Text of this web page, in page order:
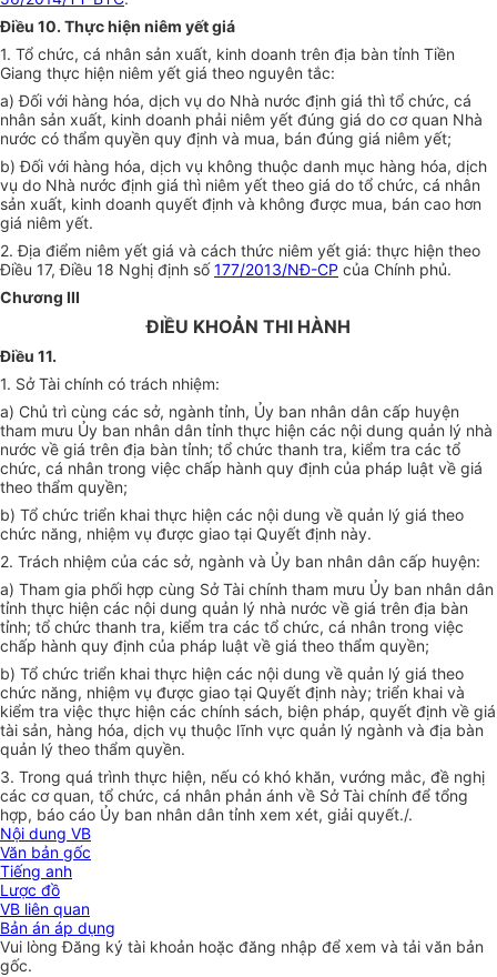
Điều 10. Thực hiện niêm yết giá
1. Tổ chức, cá nhân sản xuất, kinh doanh trên địa bàn tỉnh Tiền
Giang thực hiện niêm yết giá theo nguyên tắc:
a) Đối với hàng hóa, dịch vụ do Nhà nước định giá thì tổ chức, cá
nhân sản xuất, kinh doanh phải niêm yết đúng giá do cơ quan Nhà
nước có thẩm quyền quy định và mua, bán đúng giá niêm yết;
b) Đối với hàng hóa, dịch vụ không thuộc danh mục hàng hóa, dịch
vụ do Nhà nước định giá thì niêm yết theo giá do tổ chức, cá nhân
sản xuất, kinh doanh quyết định và không được mua, bán cao hơn
giá niêm yết.
2. Địa điểm niêm yết giá và cách thức niêm yết giá: thực hiện theo
Điều 17, Điều 18 Nghị định số177/2013/NĐ-CP của Chính phủ.
Chương III
ĐIỀU KHOẢN THI HÀNH
Điều 11.
1. Sở Tài chính có trách nhiệm:
a) Chủ trì cùng các sở, ngành tỉnh, Ủy ban nhân dân cấp huyện
tham mưu Ủy ban nhân dân tỉnh thực hiện các nội dung quản lý nhà
nước về giá trên địa bàn tỉnh; tổ chức thanh tra, kiểm tra các tổ
chức, cá nhân trong việc chấp hành quy định của pháp luật về giá
theo thẩm quyền;
b) Tổ chức triển khai thực hiện các nội dung về quản lý giá theo
chức năng, nhiệm vụ được giao tại Quyết định này.
2. Trách nhiệm của các sở, ngành và Ủy ban nhân dân cấp huyện:
a) Tham gia phối hợp cùng Sở Tài chính tham mưu Ủy ban nhân dân
tỉnh thực hiện các nội dung quản lý nhà nước về giá trên địa bàn
tỉnh; tổ chức thanh tra, kiểm tra các tổ chức, cá nhân trong việc
chấp hành quy định của pháp luật về giá theo thẩm quyền;
b) Tổ chức triển khai thực hiện các nội dung về quản lý giá theo
chức năng, nhiệm vụ được giao tại Quyết định này; triển khai và
kiểm tra việc thực hiện các chính sách, biện pháp, quyết định về giá
tài sản, hàng hóa, dịch vụ thuộc lĩnh vực quản lý ngành và địa bàn
quản lý theo thẩm quyền.
3. Trong quá trình thực hiện, nếu có khó khăn, vướng mắc, đề nghị
các cơ quan, tổ chức, cá nhân phản ánh về Sở Tài chính để tổng
hợp, báo cáo Ủy ban nhân dân tỉnh xem xét, giải quyết./.
Nội dung VB
Văn bản gốc
Tiếng anh
Lược đồ
VB liên quan
Bản án áp dụng
Vui lòngĐăng ký tài khoản hoặc đăng nhập để xem và tải văn bản
gốc.